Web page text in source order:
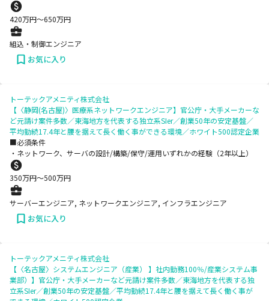
420万円〜650万円
組込・制御エンジニア
お気に入り
トーテックアメニティ株式会社
【〈静岡(名古屋)〉医療系ネットワークエンジニア】官公庁・大手メーカーな
ど元請け案件多数／東海地方を代表する独立系SIer／創業50年の安定基盤／
平均勤続17.4年と腰を据えて長く働く事ができる環境／ホワイト500認定企業
■必須条件
・ネットワーク、サーバの設計/構築/保守/運用いずれかの経験（2年以上）
350万円〜500万円
サーバーエンジニア, ネットワークエンジニア, インフラエンジニア
お気に入り
トーテックアメニティ株式会社
【〈名古屋〉システムエンジニア（産業） 】社内勤務100％/産業システム事
業部）】官公庁・大手メーカーなど元請け案件多数／東海地方を代表する独
立系SIer／創業50年の安定基盤／平均勤続17.4年と腰を据えて長く働く事が